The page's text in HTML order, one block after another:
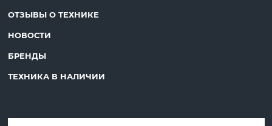
ОТЗЫВЫ О ТЕХНИКЕ
НОВОСТИ
БРЕНДЫ
ТЕХНИКА В НАЛИЧИИ